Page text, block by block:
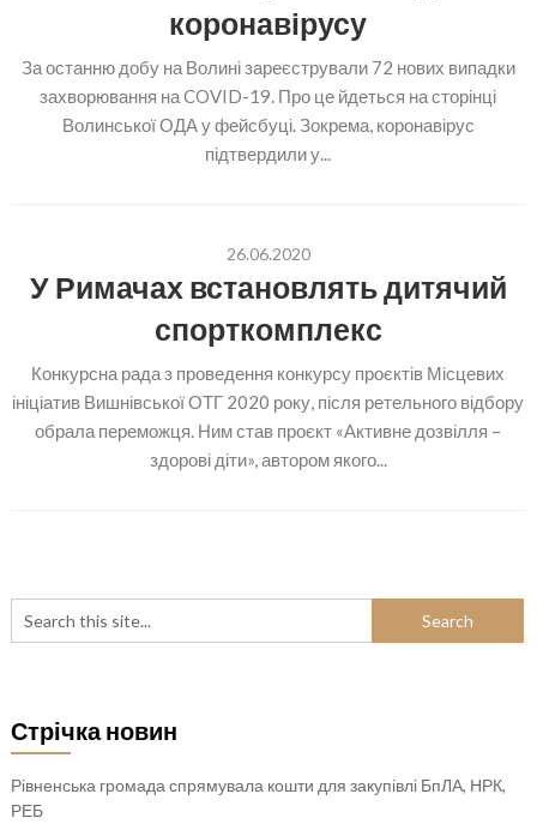
коронавірусу
За останню добу на Волині зареєстрували 72 нових випадки
захворювання на COVID-19. Про це йдеться на сторінці
Волинської ОДА у фейсбуці. Зокрема, коронавірус
підтвердили у...
26.06.2020
У Римачах встановлять дитячий
спорткомплекс
Конкурсна рада з проведення конкурсу проєктів Місцевих
ініціатив Вишнівської ОТГ 2020 року, після ретельного відбору
обрала переможця. Ним став проєкт «Активне дозвілля –
здорові діти», автором якого...
Стрічка новин
Рівненська громада спрямувала кошти для закупівлі БпЛА, НРК,
РЕБ